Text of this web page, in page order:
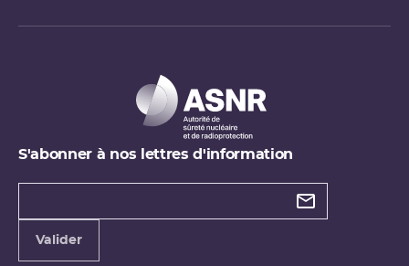
S'abonner à nos lettres d'information
Types de
Valider